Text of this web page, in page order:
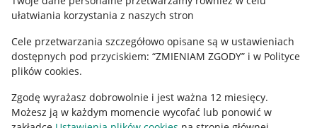
ułatwiania korzystania z naszych stron
Cele przetwarzania szczegółowo opisane są w ustawieniach
dostępnych pod przyciskiem: “ZMIENIAM ZGODY” i w Polityce
plików cookies.
Zgodę wyrażasz dobrowolnie i jest ważna 12 miesięcy.
Możesz ją w każdym momencie wycofać lub ponowić w
Ustawienia plików "cookies"
Udostępnianie lokalizacji
Informacje dla Aktu o Usługach Cyfrowych
Pobierz aplikację